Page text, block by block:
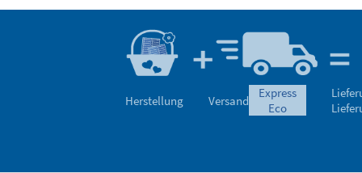
Herstellung Versand
express
eco